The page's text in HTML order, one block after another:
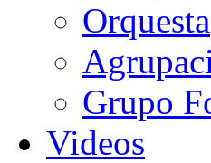
Orquesta
Grupo
Videos